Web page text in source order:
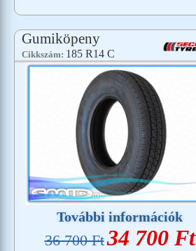
Gumiköpeny
Cikkszám: 185 R14 C
További információk
36 700 Ft34 700 Ft